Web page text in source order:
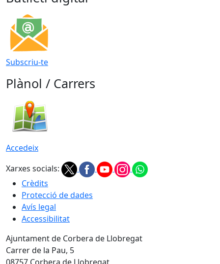
Subscriu-te
Plànol / Carrers
Accedeix
Xarxes socials:
Crèdits
Protecció de dades
Avís legal
Accessibilitat
Ajuntament de Corbera de Llobregat
Carrer de la Pau, 5